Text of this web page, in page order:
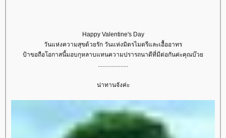
Happy Valentine's Day
วันแห่งความสุขด้วยรัก วันแห่งมิตรไมตรีและเอื้ออาทร
ป้าขอถือโอกาสนี้มอบกุหลาบแทนความปรารถนาดีที่มีต่อกันค่ะคุณบ๊ว
น่าทานจังค่ะ